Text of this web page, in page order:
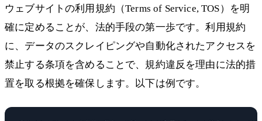
ウェブサイトの利用規約（Terms of Service, TOS）を明
確に定めることが、法的手段の第一歩です。利用規約
に、データのスクレイピングや自動化されたアクセスを
禁止する条項を含めることで、規約違反を理由に法的措
置を取る根拠を確保します。以下は例です。